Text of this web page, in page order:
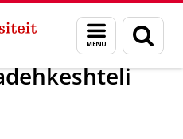
Menu
en
zoeken